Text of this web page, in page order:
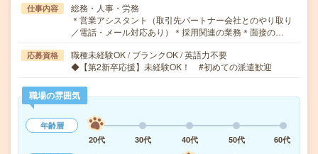
仕事内容
総務・人事・労務
＊営業アシスタント（取引先パートナー会社とのやり取り
／電話・メール対応あり）＊採用関連の業務＊面接の…
応募資格
職種未経験OK / ブランクOK / 英語力不要
◆【第2新卒応援】未経験OK！ #初めての派遣歓迎
職場の雰囲気
年齢層
20代
30代 40代 50代
60代